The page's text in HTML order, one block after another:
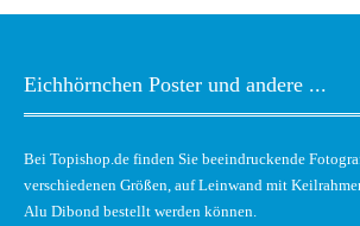
Eichhörnchen Poster und andere ...
Bei Topishop.de finden Sie beeindruckende
verschiedenen Größen, auf Leinwand mit
Alu Dibond bestellt werden können.